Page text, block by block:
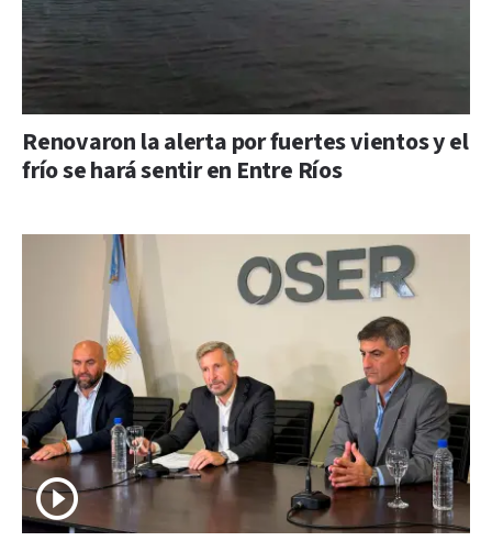
Renovaron la alerta por fuertes vientos y el
frío se hará sentir en Entre Ríos